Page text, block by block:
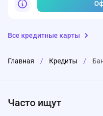
Все кредитные карты
Главная / Кредиты /
Часто ищут